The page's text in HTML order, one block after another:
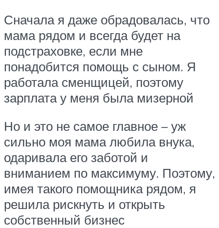
Сначала я даже обрадовалась, что
мама рядом и всегда будет на
подстраховке, если мне
понадобится помощь с сыном. Я
работала сменщицей, поэтому
зарплата у меня была мизерной
Но и это не самое главное – уж
сильно моя мама любила внука,
одаривала его заботой и
вниманием по максимуму. Поэтому,
имея такого помощника рядом, я
решила рискнуть и открыть
собственный бизнес